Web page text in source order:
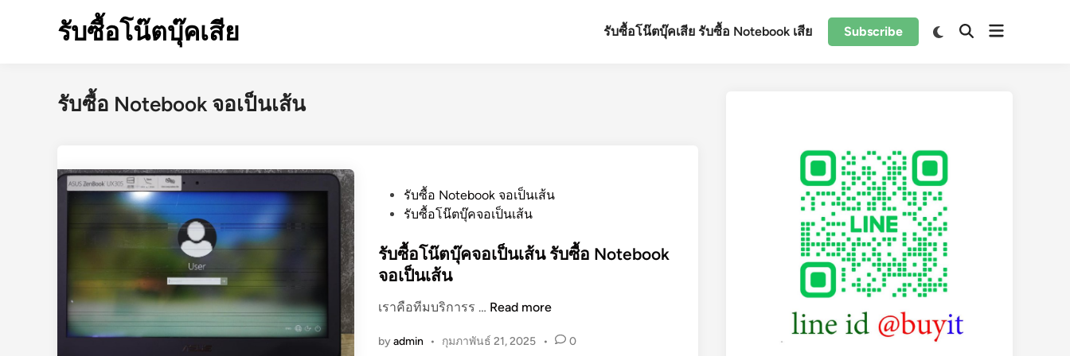
รับซื้อโน๊ตบุ๊คเสีย รับซื้อโน๊ตบุ๊คเสีย รับซื้อ Notebook เสีย Subscribe
SwitchOpenOpen
รับซื้อ Notebook จอเป็นเส้น
t
e
i
รับซื้อ Notebook จอเป็นเส้น
รับซื้อโน๊ตบุ๊คจอเป็นเส้น
รับซื้อโน๊ตบุ๊คจอเป็นเส้น รับซื้อ Notebook
จอเป็นเส้น
เราคือทีมบริการร … รั
ซื้
Read more
byadmin • กุมภาพันธ์ 21, 2025 • 0